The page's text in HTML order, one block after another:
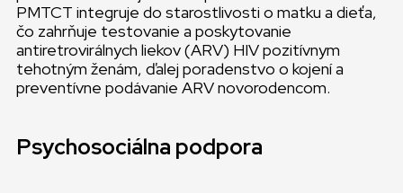
PMTCT integruje do starostlivosti o matku a dieťa,
čo zahrňuje testovanie a poskytovanie
antiretrovirálnych liekov (ARV) HIV pozitívnym
tehotným ženám, ďalej poradenstvo o kojení a
preventívne podávanie ARV novorodencom.
Psychosociálna podpora